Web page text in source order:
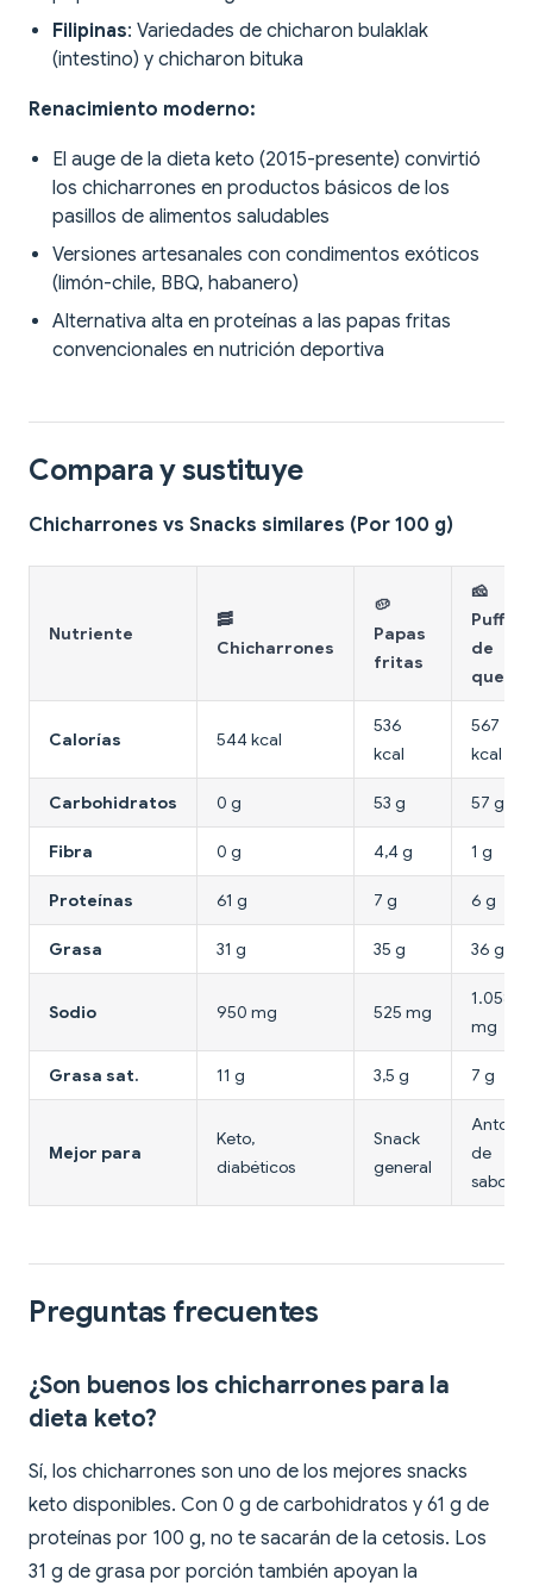
Filipinas: Variedades de chicharon bulaklak
(intestino) y chicharon bituka
Renacimiento moderno:
El auge de la dieta keto (2015-presente) convirtió
los chicharrones en productos básicos de los
pasillos de alimentos saludables
Versiones artesanales con condimentos exóticos
(limón-chile, BBQ, habanero)
Alternativa alta en proteínas a las papas fritas
convencionales en nutrición deportiva
Compara y sustituye
Chicharrones vs Snacks similares (Por 100 g)
Nutriente
🥓
Chicharrones
🥔
Papas
fritas
🧀
Puffs
de
queso
Calorías 544 kcal
536
kcal
567
kcal
Carbohidratos 0 g 53 g 57 g
Fibra 0 g 4,4 g 1 g
Proteínas 61 g 7 g 6 g
Grasa 31 g 35 g 36 g
Sodio 950 mg 525 mg
1.058
mg
Grasa sat. 11 g 3,5 g 7 g
Mejor para
Keto,
diabéticos
Snack
general
Antojo
de
sabor
Preguntas frecuentes
¿Son buenos los chicharrones para la
dieta keto?
Sí, los chicharrones son uno de los mejores snacks
keto disponibles. Con 0 g de carbohidratos y 61 g de
proteínas por 100 g, no te sacarán de la cetosis. Los
31 g de grasa por porción también apoyan la